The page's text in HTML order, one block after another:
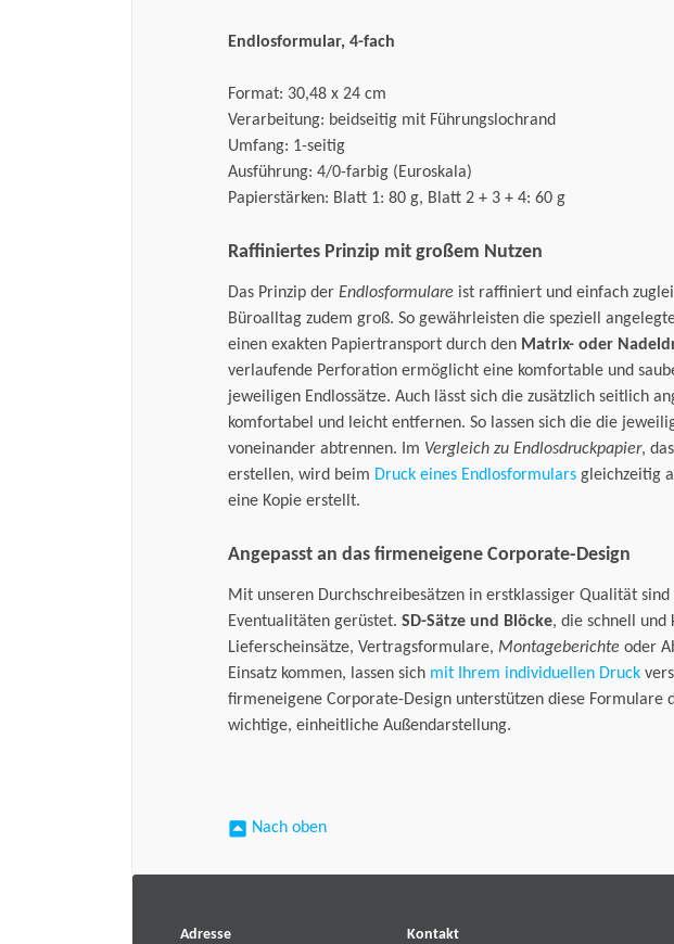
Endlosformular, 4-fach
Format: 30,48 x 24 cm
Verarbeitung: beidseitig mit Führungslochrand
Umfang: 1-seitig
Ausführung: 4/0-farbig (Euroskala)
Papierstärken: Blatt 1: 80 g, Blatt 2 + 3 + 4: 60 g
Raffiniertes Prinzip mit großem Nutzen
Das Prinzip der Endlosformulare ist raffiniert und einfach
Büroalltag zudem groß. So gewährleisten die speziell
einen exakten Papiertransport durch den Matrix- oder
verlaufende Perforation ermöglicht eine komfortable und
jeweiligen Endlossätze. Auch lässt sich die zusätzlich seitlich
komfortabel und leicht entfernen. So lassen sich die die
voneinander abtrennen. Im Vergleich zu Endlosdruckpapier,
erstellen, wird beim Druck eines Endlosformulars gleichzeitig
eine Kopie erstellt.
Angepasst an das firmeneigene Corporate-Design
Mit unseren Durchschreibesätzen in erstklassiger Qualität
Eventualitäten gerüstet. SD-Sätze und Blöcke, die schnell und
Lieferscheinsätze, Vertragsformulare, Montageberichte oder
Einsatz kommen, lassen sich mit Ihrem individuellen Druck
firmeneigene Corporate-Design unterstützen diese Formulare
wichtige, einheitliche Außendarstellung.
Nach oben
Adresse Kontakt